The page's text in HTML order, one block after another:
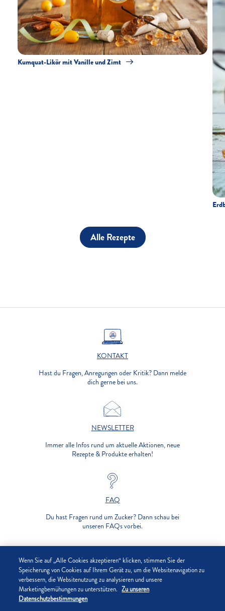
Kumquat-Likör mit Vanille und Zimt
Alle Rezepte
KONTAKT
Hast du Fragen, Anregungen oder Kritik? Dann melde
dich gerne bei uns.
NEWSLETTER
Immer alle Infos rund um aktuelle Aktionen, neue
Rezepte & Produkte erhalten!
FAQ
Du hast Fragen rund um Zucker? Dann schau bei
unseren FAQs vorbei.
UNTERNEHMEN
DATENSCHUTZ
Wenn Sie auf „Alle Cookies akzeptieren“ klicken, stimmen Sie der
Speicherung von Cookies auf Ihrem Gerät zu, um die Websitenavigation zu
verbessern, die Websitenutzung zu analysieren und unsere
Marketingbemühungen zu unterstützen. Zu unseren
Datenschutzbestimmungen